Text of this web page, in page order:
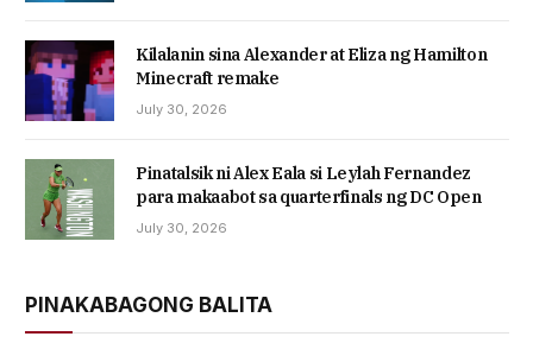
Kilalanin sina Alexander at Eliza ng Hamilton
Minecraft remake
July 30, 2026
Pinatalsik ni Alex Eala si Leylah Fernandez
para makaabot sa quarterfinals ng DC Open
July 30, 2026
PINAKABAGONG BALITA